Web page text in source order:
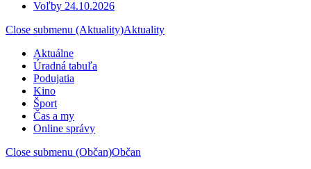
Voľby 24.10.2026
Close submenu (Aktuality)Aktuality
Aktuálne
Úradná tabuľa
Podujatia
Kino
Šport
Čas a my
Online správy
Close submenu (Občan)Občan